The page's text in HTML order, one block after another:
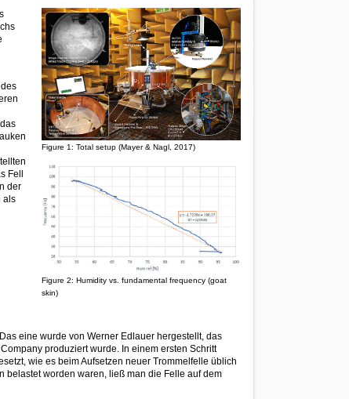
Fell
der
als
Figure 1: Total setup (Mayer & Nagl, 2017)
Figure 2: Humidity vs. fundamental frequency (goat
skin)
eine wurde von Werner Edlauer hergestellt, das
produziert wurde. In einem ersten Schritt
wie es beim Aufsetzen neuer Trommelfelle üblich
belastet worden waren, ließ man die Felle auf dem